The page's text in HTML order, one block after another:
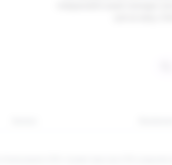
independent asset manager
just as easy,